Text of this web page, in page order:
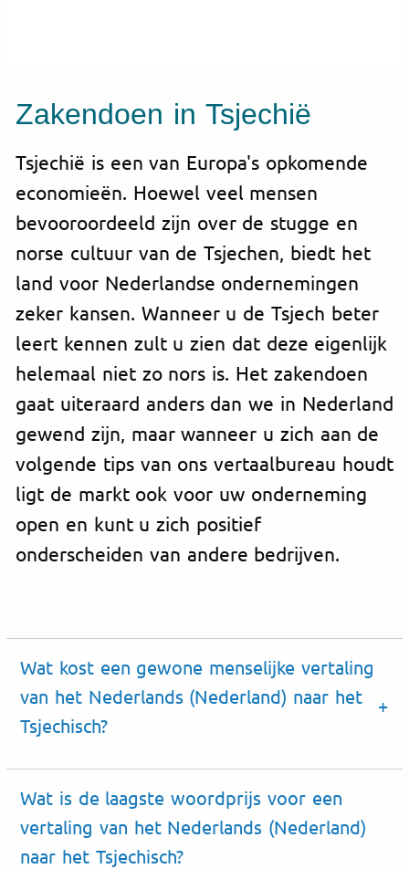
Zakendoen in Tsjechië
Tsjechië is een van Europa's opkomende
economieën. Hoewel veel mensen
bevooroordeeld zijn over de stugge en
norse cultuur van de Tsjechen, biedt het
land voor Nederlandse ondernemingen
zeker kansen. Wanneer u de Tsjech beter
leert kennen zult u zien dat deze eigenlijk
helemaal niet zo nors is. Het zakendoen
gaat uiteraard anders dan we in Nederland
gewend zijn, maar wanneer u zich aan de
volgende tips van ons vertaalbureau houdt
ligt de markt ook voor uw onderneming
open en kunt u zich positief
onderscheiden van andere bedrijven.
Wat kost een gewone menselijke vertaling
van het Nederlands (Nederland) naar het
Tsjechisch?
Wat is de laagste woordprijs voor een
vertaling van het Nederlands (Nederland)
naar het Tsjechisch?